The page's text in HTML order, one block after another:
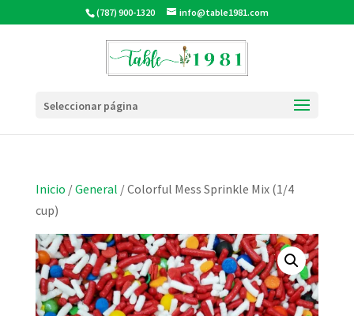
(787) 900-1320 info@table1981.com
Seleccionar página
Inicio /General / Colorful Mess Sprinkle Mix (1/4
cup)